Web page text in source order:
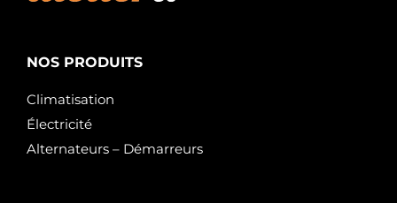
NOS PRODUITS
Climatisation
Électricité
Alternateurs – Démarreurs